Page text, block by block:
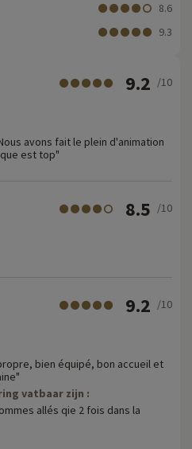
8.6
9.3
9.2 /10
avons fait le plein d'animation
est top"
8.5 /10
9.2 /10
bien équipé, bon accueil et
vatbaar zijn :
allés qie 2 fois dans la